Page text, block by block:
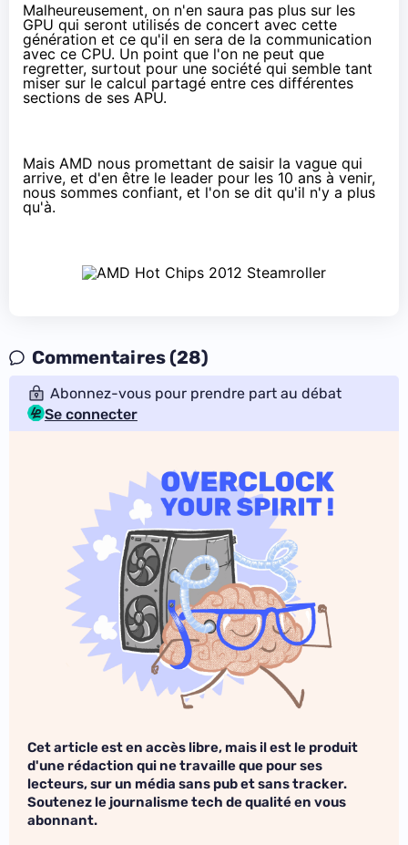
Malheureusement, on n'en saura pas plus sur les
GPU qui seront utilisés de concert avec cette
génération et ce qu'il en sera de la communication
avec ce CPU. Un point que l'on ne peut que
regretter, surtout pour une société qui semble tant
miser sur le calcul partagé entre ces différentes
sections de ses APU.
Mais AMD nous promettant de saisir la vague qui
arrive, et d'en être le leader pour les 10 ans à venir,
nous sommes confiant, et l'on se dit qu'il n'y a plus
qu'à.
Commentaires (28)
Abonnez-vous pour prendre part au débat
Se connecter
Cet article est en accès libre, mais il est le produit
d'une rédaction qui ne travaille que pour ses
lecteurs, sur un média sans pub et sans tracker.
Soutenez le journalisme tech de qualité en vous
abonnant.